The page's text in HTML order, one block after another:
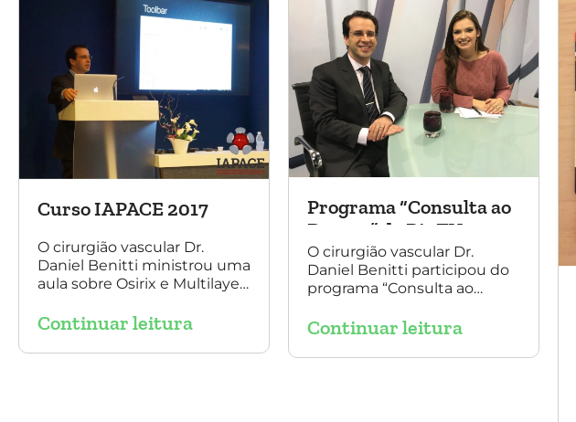
Curso IAPACE 2017
O cirurgião vascular Dr.
Daniel Benitti ministrou uma
aula sobre Osirix e Multilayer
aneurisma no Curso IAPACE
março de 2017).
Continuar leitura
Programa “Consulta ao
Doutor” da Rit TV
O cirurgião vascular Dr.
Daniel Benitti participou do
programa “Consulta ao
jornalista Denise Luque.
Continuar leitura